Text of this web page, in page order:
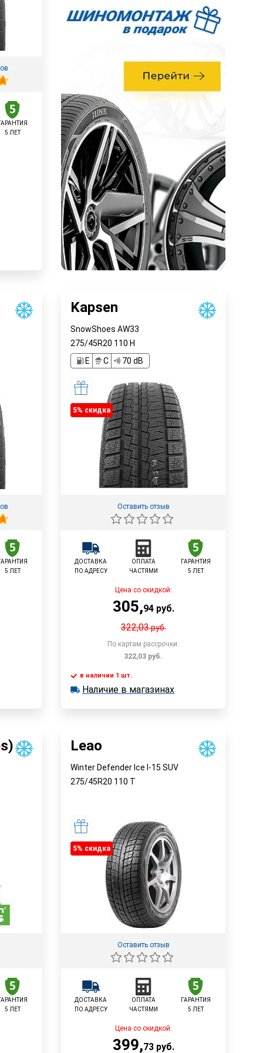
5 ЛЕТ
5 ЛЕТ
Kapsen
SnowShoes AW33
275/45R20 110 H
E
C 70 dB
5% cкидка
Оставить отзыв
ДОСТАВКА
ПО АДРЕСУ
ОПЛАТА
ЧАСТЯМИ
ГАРАНТИЯ
5 ЛЕТ
Цена со скидкой:
305,94руб.
322,03руб.
По картам рассрочки:
322,03 руб.
В корзину
в наличии 1 шт.
в наличии 1 шт.
Наличие в магазинах
5 ЛЕТ
Leao
Winter Defender Ice I-15 SUV
275/45R20 110 T
5% cкидка
Оставить отзыв
ДОСТАВКА
ПО АДРЕСУ
ОПЛАТА
ЧАСТЯМИ
ГАРАНТИЯ
5 ЛЕТ
Цена со скидкой:
399,73руб.